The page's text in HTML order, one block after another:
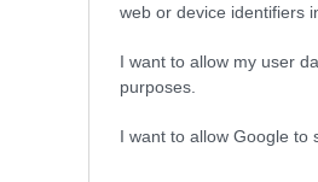
web or device identifiers
I want to allow my user
purposes.
I want to allow Google to